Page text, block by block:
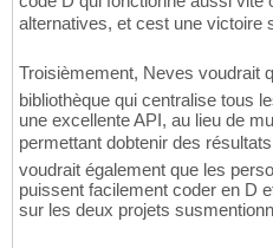
alternatives, et cest une victoire
Troisièmement, Neves voudrait
bibliothèque qui centralise tous
une excellente API, au lieu de
permettant dobtenir des
voudrait également que les
puissent facilement coder en D
sur les deux projets